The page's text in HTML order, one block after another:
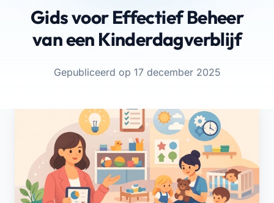
Gids voor Effectief Beheer
van een Kinderdagverblijf
Gepubliceerd op 17 december 2025